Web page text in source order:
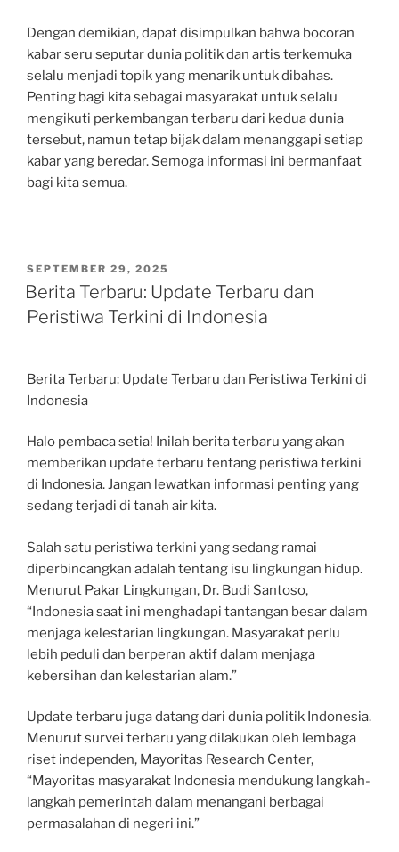
Dengan demikian, dapat disimpulkan bahwa bocoran
kabar seru seputar dunia politik dan artis terkemuka
selalu menjadi topik yang menarik untuk dibahas.
Penting bagi kita sebagai masyarakat untuk selalu
mengikuti perkembangan terbaru dari kedua dunia
tersebut, namun tetap bijak dalam menanggapi setiap
kabar yang beredar. Semoga informasi ini bermanfaat
bagi kita semua.
POSTED
ON
SEPTEMBER 29, 2025
Berita Terbaru: Update Terbaru dan
Peristiwa Terkini di Indonesia
Berita Terbaru: Update Terbaru dan Peristiwa Terkini di
Indonesia
Halo pembaca setia! Inilah berita terbaru yang akan
memberikan update terbaru tentang peristiwa terkini
di Indonesia. Jangan lewatkan informasi penting yang
sedang terjadi di tanah air kita.
Salah satu peristiwa terkini yang sedang ramai
diperbincangkan adalah tentang isu lingkungan hidup.
Menurut Pakar Lingkungan, Dr. Budi Santoso,
“Indonesia saat ini menghadapi tantangan besar dalam
menjaga kelestarian lingkungan. Masyarakat perlu
lebih peduli dan berperan aktif dalam menjaga
kebersihan dan kelestarian alam.”
Update terbaru juga datang dari dunia politik Indonesia.
Menurut survei terbaru yang dilakukan oleh lembaga
riset independen, Mayoritas Research Center,
“Mayoritas masyarakat Indonesia mendukung langkah-
langkah pemerintah dalam menangani berbagai
permasalahan di negeri ini.”